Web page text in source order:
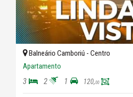
Balneário Camboriú - Centro
Apartamento
3 2 1 120,00